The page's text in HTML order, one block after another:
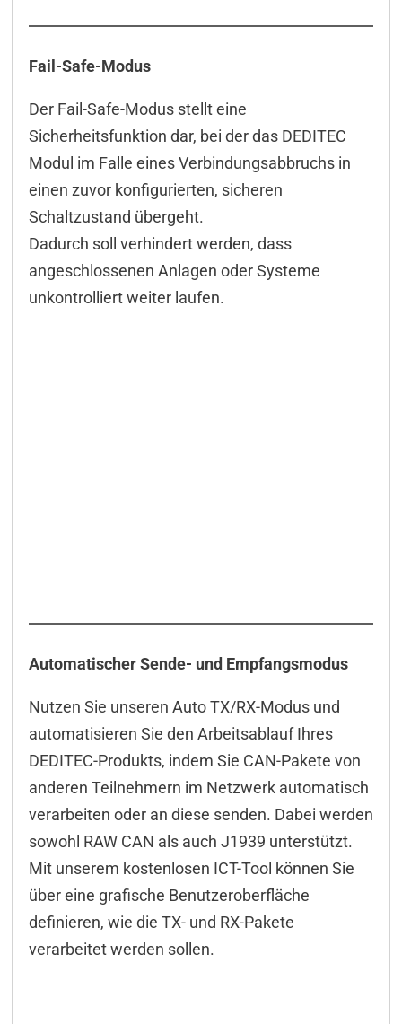
Fail-Safe-Modus
Der Fail-Safe-Modus stellt eine
Sicherheitsfunktion dar, bei der das DEDITEC
Modul im Falle eines Verbindungsabbruchs in
einen zuvor konfigurierten, sicheren
Schaltzustand übergeht.
Dadurch soll verhindert werden, dass
angeschlossenen Anlagen oder Systeme
unkontrolliert weiter laufen.
Automatischer Sende- und Empfangsmodus
Nutzen Sie unseren Auto TX/RX-Modus und
automatisieren Sie den Arbeitsablauf Ihres
DEDITEC-Produkts, indem Sie CAN-Pakete von
anderen Teilnehmern im Netzwerk automatisch
verarbeiten oder an diese senden. Dabei werden
sowohl RAW CAN als auch J1939 unterstützt.
Mit unserem kostenlosen ICT-Tool können Sie
über eine grafische Benutzeroberfläche
definieren, wie die TX- und RX-Pakete
verarbeitet werden sollen.